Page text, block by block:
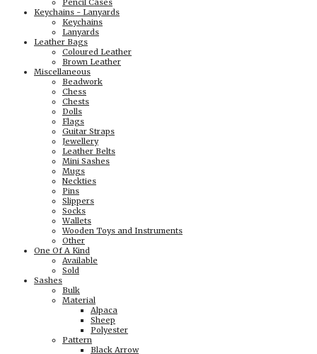
Pencil Cases
Keychains - Lanyards
Keychains
Lanyards
Leather Bags
Coloured Leather
Brown Leather
Miscellaneous
Beadwork
Chess
Chests
Dolls
Flags
Guitar Straps
Jewellery
Leather Belts
Mini Sashes
Mugs
Neckties
Pins
Slippers
Socks
Wallets
Wooden Toys and Instruments
Other
One Of A Kind
Available
Sold
Sashes
Bulk
Material
Alpaca
Sheep
Polyester
Pattern
Black Arrow